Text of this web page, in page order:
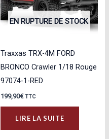
EN RUPTURE DE STOCK
Traxxas TRX-4M FORD
BRONCO Crawler 1/18 Rouge
97074-1-RED
199,90€ TTC
LIRE LA SUITE